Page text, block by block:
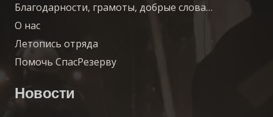
Благодарности, грамоты, добрые слова…
О нас
Летопись отряда
Помочь СпасРезерву
Новости